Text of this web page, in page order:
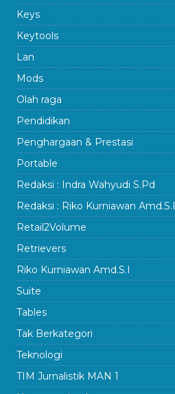
Keys
Keytools
Lan
Mods
Olah raga
Pendidikan
Penghargaan & Prestasi
Portable
Redaksi : Indra Wahyudi S.Pd
Redaksi : Riko Kurniawan Amd.S.I
Retail2Volume
Retrievers
Riko Kurniawan Amd.S.I
Suite
Tables
Tak Berkategori
Teknologi
TIM Jurnalistik MAN 1